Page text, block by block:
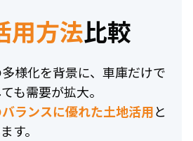
用方法比較
様化を背景に、車庫だけで
も需要が拡大。
ランスに優れた土地活用と
す。